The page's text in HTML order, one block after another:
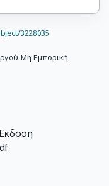
3228035
Μη Εμπορική